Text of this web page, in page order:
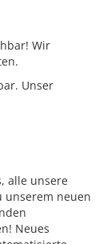
Wir
Unser
alle unsere
unserem neuen
Neues